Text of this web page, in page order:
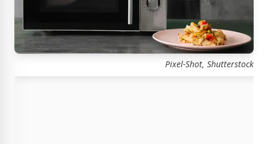
Pixel-Shot, Shutterstock